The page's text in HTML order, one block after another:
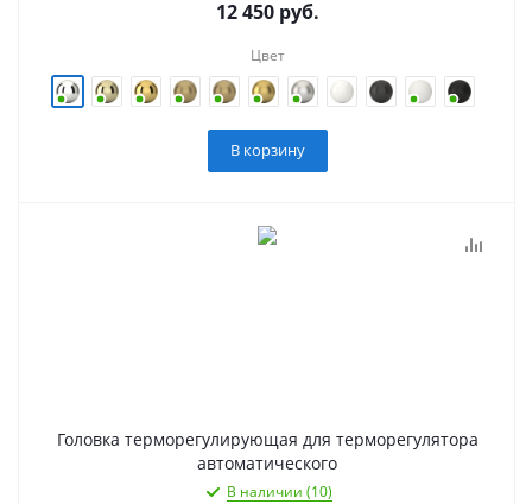
12 450руб.
Цвет
В корзину
Головка терморегулирующая для терморегулятора
автоматического
В наличии (10)